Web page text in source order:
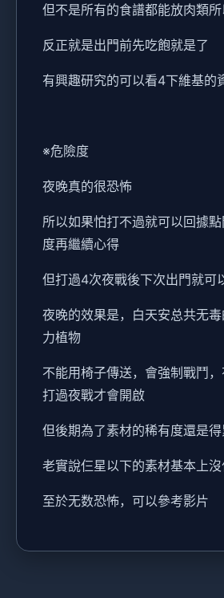
但不是所有的食譜都能放肉類
反正就是出門前先吃飽就是了
有興趣研究的可以看4下維基的
※危險度
夜晚真的很恐怖
所以如果怕打不過就可以回據
度再繼續心得
但打過4次夜戰後下次出門就可
夜晚的效果是，白天安总共无
力植物
不能用椅子傳送，會強制戰鬥
打過夜戰才會開啟
但後期為了素材的稀有度還是
老實說仨星以下的素材基本上
至於无数恐怖，可以參考影片